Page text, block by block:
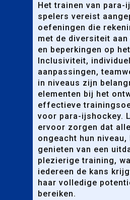
Het trainen van para-
spelers vereist
oefeningen die
met de diversiteit aan
en beperkingen op
Inclusiviteit,
aanpassingen,
in niveaus zijn
elementen bij het
effectieve
voor para-ijshockey.
ervoor zorgen dat
ongeacht hun niveau,
genieten van een
plezierige training,
iedereen de kans
haar volledige
bereiken.